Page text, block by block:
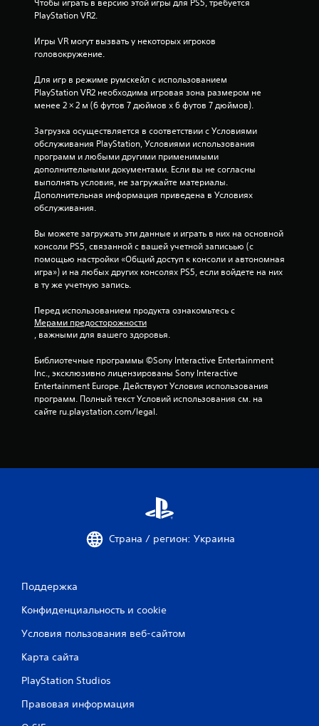
о
и
5
8
е
н
PlayStation VR2.
Игры VR могут вызвать у некоторых игроков
головокружение.
Для игр в режиме румскейл с использованием
PlayStation VR2 необходима игровая зона размером не
менее 2 × 2 м (6 футов 7 дюймов х 6 футов 7 дюймов).
Загрузка осуществляется в соответствии с Условиями
обслуживания PlayStation, Условиями использования
программ и любыми другими применимыми
дополнительными документами. Если вы не согласны
выполнять условия, не загружайте материалы.
Дополнительная информация приведена в Условиях
обслуживания.
Вы можете загружать эти данные и играть в них на основной
консоли PS5, связанной с вашей учетной записьью (с
помощью настройки «Общий доступ к консоли и автономная
игра») и на любых других консолях PS5, если войдете на них
в ту же учетную запись.
Перед использованием продукта ознакомьтесь с
Мерами предосторожности
, важными для вашего здоровья.
Библиотечные программы ©Sony Interactive Entertainment
Inc., эксклюзивно лицензированы Sony Interactive
Entertainment Europe. Действуют Условия использования
программ. Полный текст Условий использования см. на
сайте ru.playstation.com/legal.
Страна / регион: Украина
Поддержка
Конфиденциальность и cookie
Условия пользования веб-сайтом
Карта сайта
PlayStation Studios
Правовая информация